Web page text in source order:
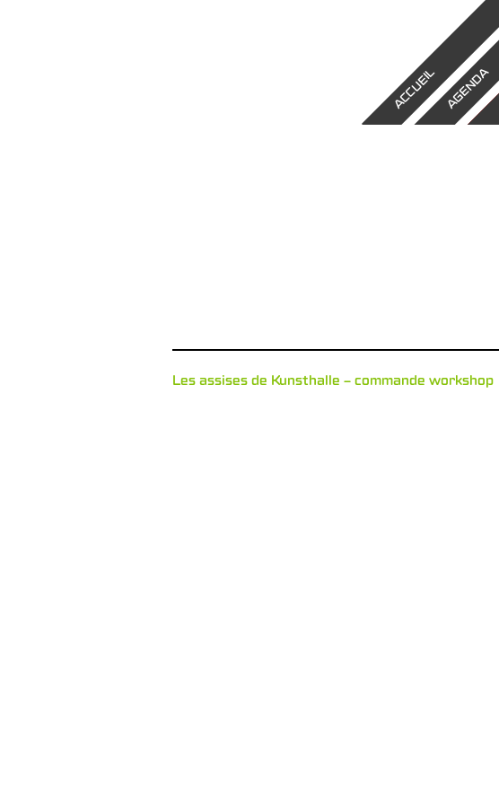
ACCUEILAGENDA
Les assises de Kunsthalle – commande workshop